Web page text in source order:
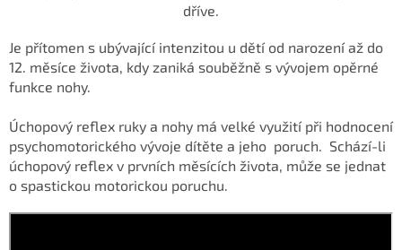
dříve.
Je přítomen s ubývající intenzitou u dětí od narození až do
12. měsíce života, kdy zaniká souběžně s vývojem opěrné
funkce nohy.
Úchopový reflex ruky a nohy má velké využití při hodnocení
psychomotorického vývoje dítěte a jeho poruch. Schází-li
úchopový reflex v prvních měsících života, může se jednat
o spastickou motorickou poruchu.